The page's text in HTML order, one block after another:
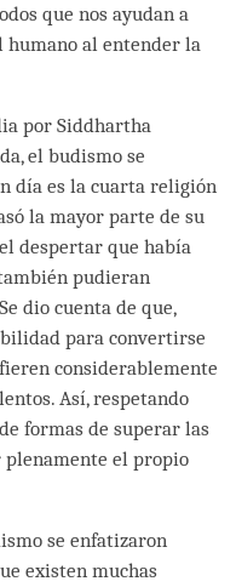
que nos ayudan a
al entender la
por Siddhartha
el budismo se
día es la cuarta religión
la mayor parte de su
despertar que había
pudieran
dio cuenta de que,
para convertirse
considerablemente
Así, respetando
formas de superar las
el propio
se enfatizaron
existen muchas